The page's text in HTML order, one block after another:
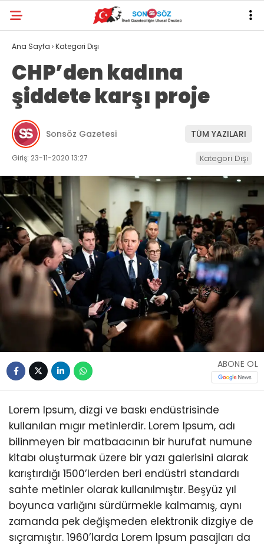
Ana Sayfa ›Kategori Dışı
CHP’den kadına
şiddete karşı proje
Sonsöz Gazetesi TÜM YAZILARI
Giriş: 23-11-2020 13:27 Kategori Dışı
ABONE OL
Lorem Ipsum, dizgi ve baskı endüstrisinde
kullanılan mıgır metinlerdir. Lorem Ipsum, adı
bilinmeyen bir matbaacının bir hurufat numune
kitabı oluşturmak üzere bir yazı galerisini alarak
karıştırdığı 1500’lerden beri endüstri standardı
sahte metinler olarak kullanılmıştır. Beşyüz yıl
boyunca varlığını sürdürmekle kalmamış, aynı
zamanda pek değişmeden elektronik dizgiye de
sıçramıştır. 1960’larda Lorem Ipsum pasajları da